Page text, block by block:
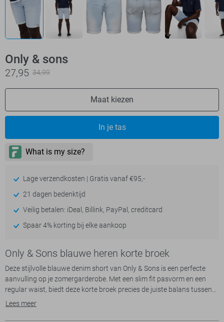
Only & sons
27,95 34,99
Maat kiezen
In je tas
Lage verzendkosten | Gratis vanaf €95,-
21 dagen bedenktijd
Veilig betalen: iDeal, Billink, PayPal, creditcard
Spaar 4% korting bij elke aankoop
Only & Sons blauwe heren korte broek
Deze stijlvolle blauwe denim short van Only & Sons is een perfecte
aanvulling op je zomergarderobe. Met een slim fit pasvorm en een
regular waist, biedt deze korte broek precies de juiste balans tussen
comfort en moderne uitstraling. Het five-pocket design en de
Lees meer